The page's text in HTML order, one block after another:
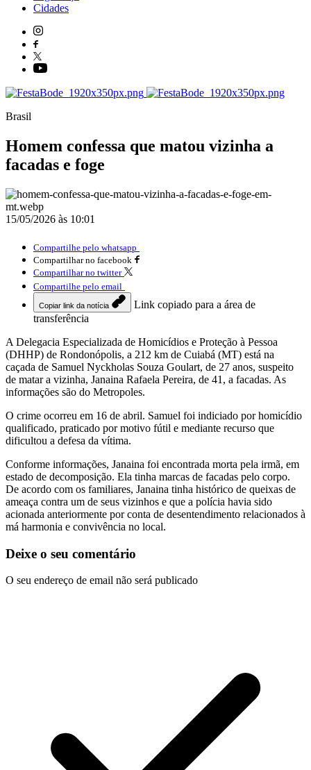
Cidades
Brasil
Homem confessa que matou vizinha a
facadas e foge
15/05/2026 às 10:01
Compartilhe pelo whatsapp
Compartilhar no facebook
Compartilhar no twitter
Compartilhe pelo email
Copiar link da notícia
Link copiado para a área de
transferência
A Delegacia Especializada de Homicídios e Proteção à Pessoa
(DHHP) de Rondonópolis, a 212 km de Cuiabá (MT) está na
caçada de Samuel Nyckholas Souza Goulart, de 27 anos, suspeito
de matar a vizinha, Janaina Rafaela Pereira, de 41, a facadas. As
informações são do Metropoles.
O crime ocorreu em 16 de abril. Samuel foi indiciado por homicídio
qualificado, praticado por motivo fútil e mediante recurso que
dificultou a defesa da vítima.
Conforme informações, Janaina foi encontrada morta pela irmã, em
estado de decomposição. Ela tinha marcas de facadas pelo corpo.
De acordo com os familiares, Janaina tinha histórico de queixas de
ameaça contra um de seus vizinhos e que a polícia havia sido
acionada anteriormente por conta de desentendimento relacionados à
má harmonia e convivência no local.
Deixe o seu comentário
O seu endereço de email não será publicado